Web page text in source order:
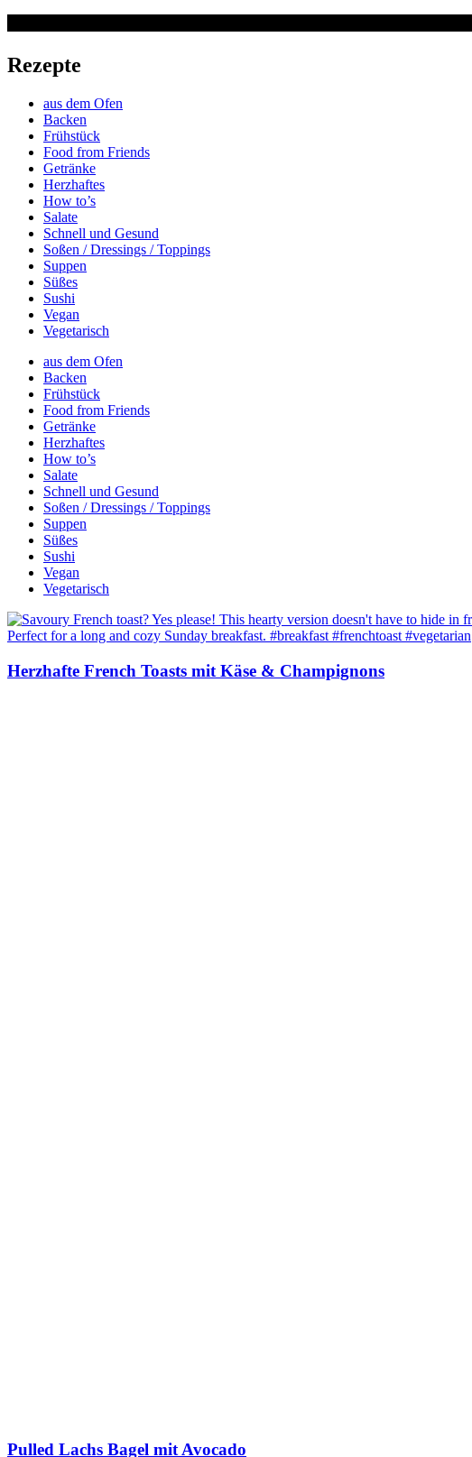
Rezepte
aus dem Ofen
Backen
Frühstück
Food from Friends
Getränke
Herzhaftes
How to’s
Salate
Schnell und Gesund
Soßen / Dressings / Toppings
Suppen
Süßes
Sushi
Vegan
Vegetarisch
aus dem Ofen
Backen
Frühstück
Food from Friends
Getränke
Herzhaftes
How to’s
Salate
Schnell und Gesund
Soßen / Dressings / Toppings
Suppen
Süßes
Sushi
Vegan
Vegetarisch
Herzhafte French Toasts mit Käse & Champignons
Pulled Lachs Bagel mit Avocado